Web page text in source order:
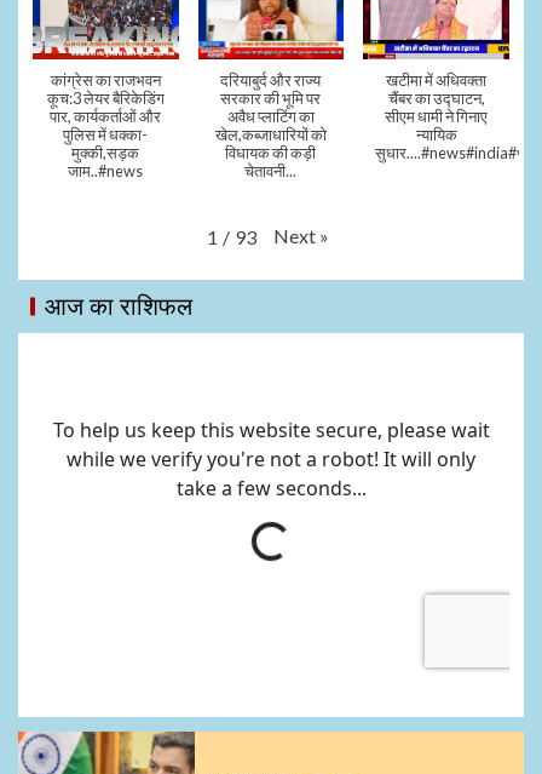
कांग्रेस का राजभवन
कूच:3 लेयर बैरिकेडिंग
पार, कार्यकर्ताओं और
पुलिस में धक्का-
मुक्की,सड़क
जाम..#news
दरियाबुर्द और राज्य
सरकार की भूमि पर
अवैध प्लाटिंग का
खेल,कब्जाधारियों को
विधायक की कड़ी
चेतावनी...
खटीमा में अधिवक्ता
चैंबर का उद्घाटन,
सीएम धामी ने गिनाए
न्यायिक
1 / 93 Next »
आज का राशिफल